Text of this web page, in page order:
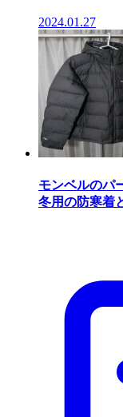
2024.01.27
モンベルのパ
冬用の防寒着